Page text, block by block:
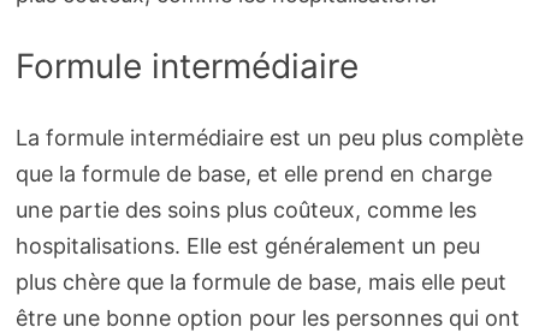
Formule intermédiaire
La formule intermédiaire est un peu plus complète
que la formule de base, et elle prend en charge
une partie des soins plus coûteux, comme les
hospitalisations. Elle est généralement un peu
plus chère que la formule de base, mais elle peut
être une bonne option pour les personnes qui ont